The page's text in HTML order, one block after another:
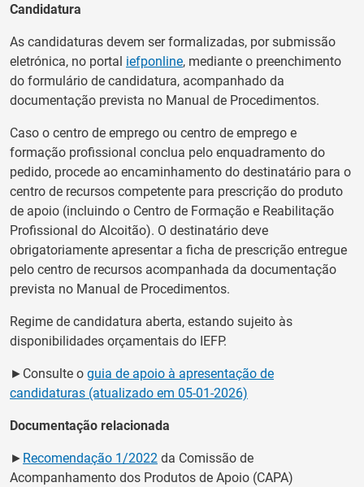
Candidatura
As candidaturas devem ser formalizadas, por submissão
eletrónica, no portal iefponline, mediante o preenchimento
do formulário de candidatura, acompanhado da
documentação prevista no Manual de Procedimentos.
Caso o centro de emprego ou centro de emprego e
formação profissional conclua pelo enquadramento do
pedido, procede ao encaminhamento do destinatário para o
centro de recursos competente para prescrição do produto
de apoio (incluindo o Centro de Formação e Reabilitação
Profissional do Alcoitão). O destinatário deve
obrigatoriamente apresentar a ficha de prescrição entregue
pelo centro de recursos acompanhada da documentação
prevista no Manual de Procedimentos.
Regime de candidatura aberta, estando sujeito às
disponibilidades orçamentais do IEFP.
►Consulte o guia de apoio à apresentação de
candidaturas (atualizado em 05-01-2026)
Documentação relacionada
► Recomendação 1/2022 da Comissão de
Acompanhamento dos Produtos de Apoio (CAPA)